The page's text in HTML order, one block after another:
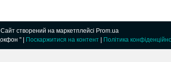
Сайт створений на маркетплейсі Prom.ua
Поскаржитися на контент Політика